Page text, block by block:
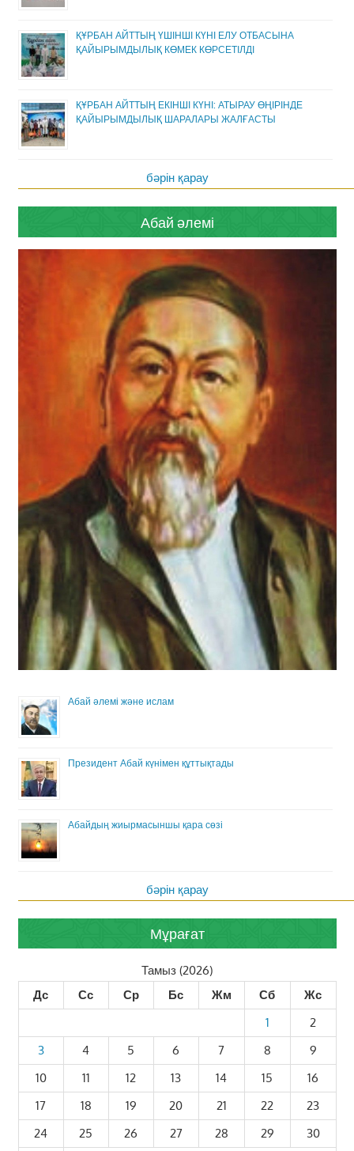
ҚҰРБАН АЙТТЫҢ ҮШІНШІ КҮНІ ЕЛУ ОТБАСЫНА
ҚАЙЫРЫМДЫЛЫҚ КӨМЕК КӨРСЕТІЛДІ
ҚҰРБАН АЙТТЫҢ ЕКІНШІ КҮНІ: АТЫРАУ ӨҢІРІНДЕ
ҚАЙЫРЫМДЫЛЫҚ ШАРАЛАРЫ ЖАЛҒАСТЫ
бәрін қарау
Абай әлемі
Абай әлемі және ислам
Президент Абай күнімен құттықтады
Абайдың жиырмасыншы қара сөзі
бәрін қарау
Мұрағат
Тамыз (2026)
Дс
Сс Ср Бс Жм Сб
Жс
1
2
3
4 5 6 7 8
9
10
11 12 13 14 15
16
17
18 19 20 21 22
23
24
25 26 27 28 29
30